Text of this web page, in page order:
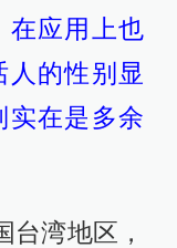
在应用上也
的性别显
实在是多余
台湾地区，